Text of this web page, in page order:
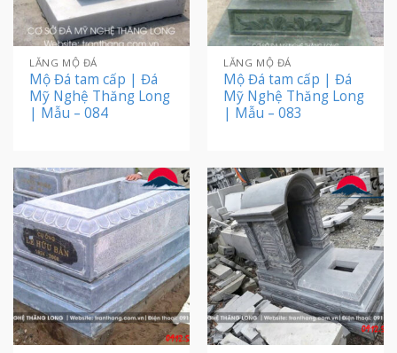
LĂNG MỘ ĐÁ
Mộ Đá tam cấp | Đá
Mỹ Nghệ Thăng Long
| Mẫu – 084
LĂNG MỘ ĐÁ
Mộ Đá tam cấp | Đá
Mỹ Nghệ Thăng Long
| Mẫu – 083